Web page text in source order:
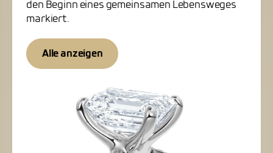
den Beginn eines gemeinsamen Lebensweges
markiert.
Alle anzeigen